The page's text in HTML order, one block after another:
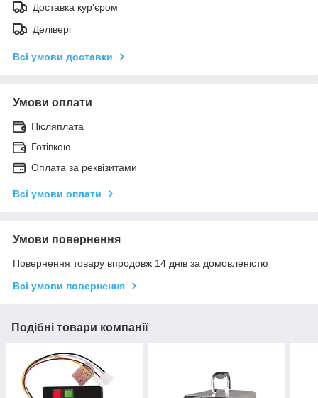
Доставка кур'єром
Делівері
Всі умови доставки
Умови оплати
Післяплата
Готівкою
Оплата за реквізитами
Всі умови оплати
Умови повернення
Повернення товару впродовж 14 днів за домовленістю
Всі умови повернення
Подібні товари компанії